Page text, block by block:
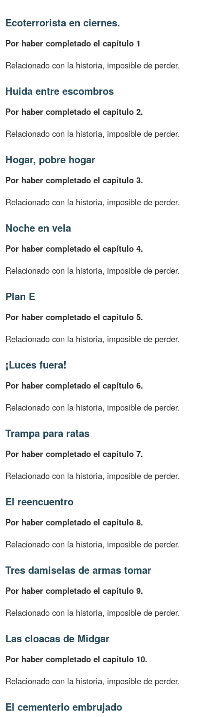
Ecoterrorista en ciernes.
Por haber completado el capítulo 1
Relacionado con la historia, imposible de perder.
Huida entre escombros
Por haber completado el capítulo 2.
Relacionado con la historia, imposible de perder.
Hogar, pobre hogar
Por haber completado el capítulo 3.
Relacionado con la historia, imposible de perder.
Noche en vela
Por haber completado el capítulo 4.
Relacionado con la historia, imposible de perder.
Plan E
Por haber completado el capítulo 5.
Relacionado con la historia, imposible de perder.
¡Luces fuera!
Por haber completado el capítulo 6.
Relacionado con la historia, imposible de perder.
Trampa para ratas
Por haber completado el capítulo 7.
Relacionado con la historia, imposible de perder.
El reencuentro
Por haber completado el capítulo 8.
Relacionado con la historia, imposible de perder.
Tres damiselas de armas tomar
Por haber completado el capítulo 9.
Relacionado con la historia, imposible de perder.
Las cloacas de Midgar
Por haber completado el capítulo 10.
Relacionado con la historia, imposible de perder.
El cementerio embrujado